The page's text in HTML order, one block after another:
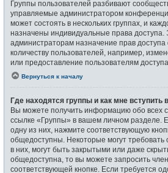
Группы пользователей разбивают
управляемые администратором
может состоять в нескольких группах, и
назначены индивидуальные права доступа.
администраторам назначение прав
количеству пользователей, например,
или предоставление пользователям
Вернуться к началу
Где находятся группы и как мне вступить
Вы можете получить информацию обо всех
ссылке «Группы» в вашем личном разделе.
одну из них, нажмите соответствующую
общедоступны. Некоторые могут требовать
в них, могут быть закрытыми или даже
общедоступна, то вы можете запросить
соответствующей кнопке. Если требуется